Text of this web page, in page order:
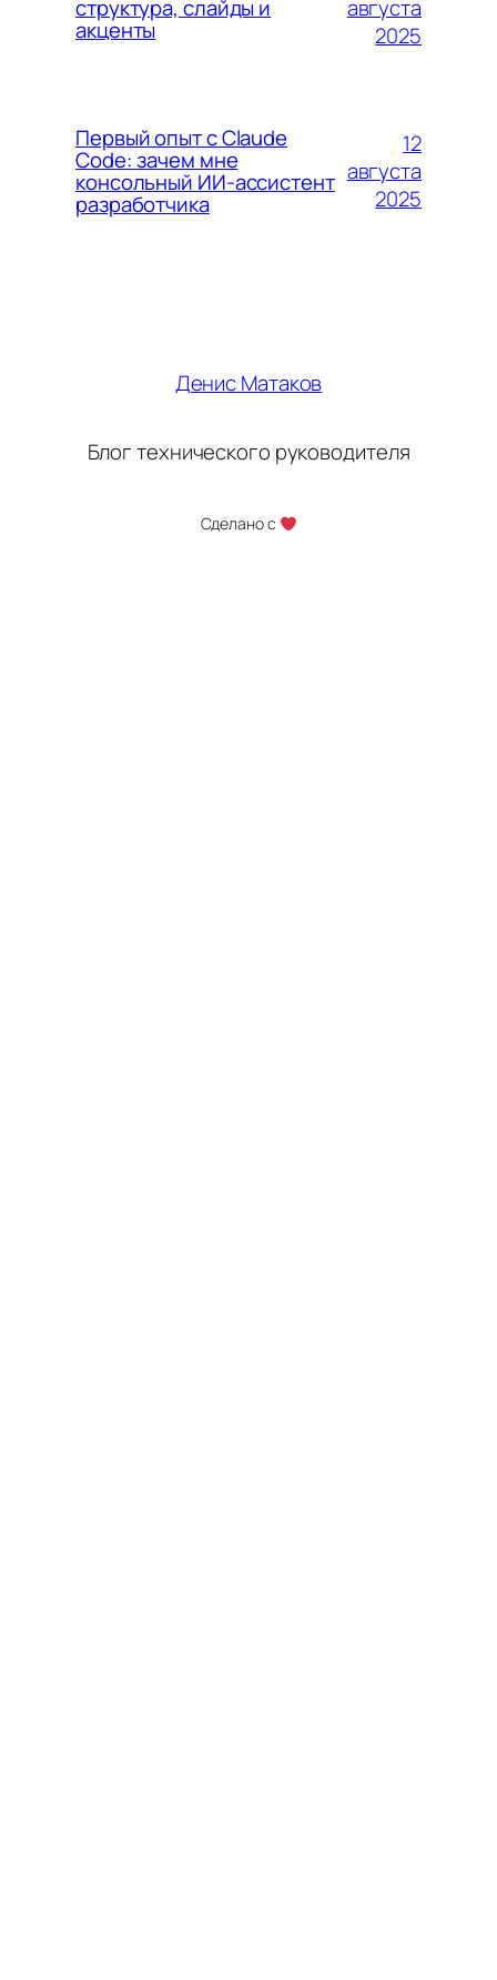
структура, слайды и
акценты
августа
2025
Первый опыт с Claude
Code: зачем мне
консольный ИИ-ассистент
разработчика
12
августа
2025
Денис Матаков
Блог технического руководителя
Сделано с